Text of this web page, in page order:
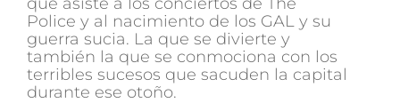
Police y al nacimien­to de los GAL y su
guerra sucia. La que se divierte y
también la que se conmociona con los
terribles sucesos que sacuden la capital
durante ese otoño.